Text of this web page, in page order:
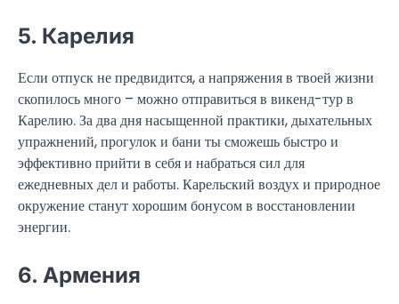
5. Карелия
Если отпуск не предвидится, а напряжения в твоей жизни
скопилось много – можно отправиться в викенд-тур в
Карелию. За два дня насыщенной практики, дыхательных
упражнений, прогулок и бани ты сможешь быстро и
эффективно прийти в себя и набраться сил для
ежедневных дел и работы. Карельский воздух и природное
окружение станут хорошим бонусом в восстановлении
энергии.
6. Армения